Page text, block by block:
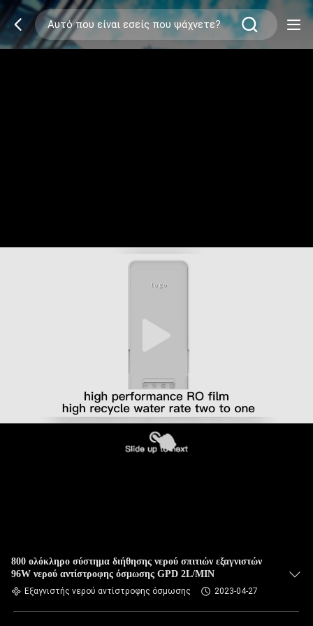
800 ολόκληρο σύστημα διήθησης νερού σπιτιών εξαγνιστών
96W νερού αντίστροφης όσμωσης GPD 2L/MIN
Εξαγνιστής νερού αντίστροφης όσμωσης 2023-04-27